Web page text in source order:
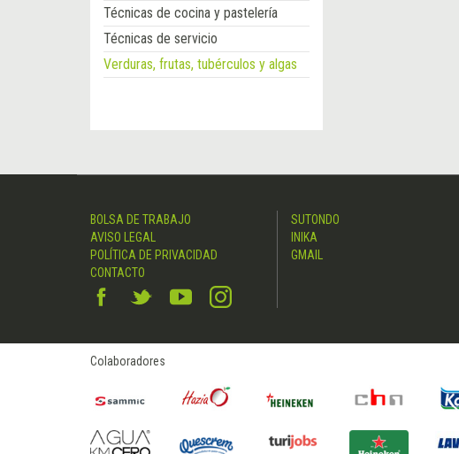
Técnicas de cocina y pastelería
Técnicas de servicio
Verduras, frutas, tubérculos y algas
BOLSA DE TRABAJO
AVISO LEGAL
POLÍTICA DE PRIVACIDAD
CONTACTO
SUTONDO
INIKA
GMAIL
Colaboradores